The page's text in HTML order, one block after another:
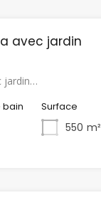
avec jardin
jardin…
bain Surface
550 m²